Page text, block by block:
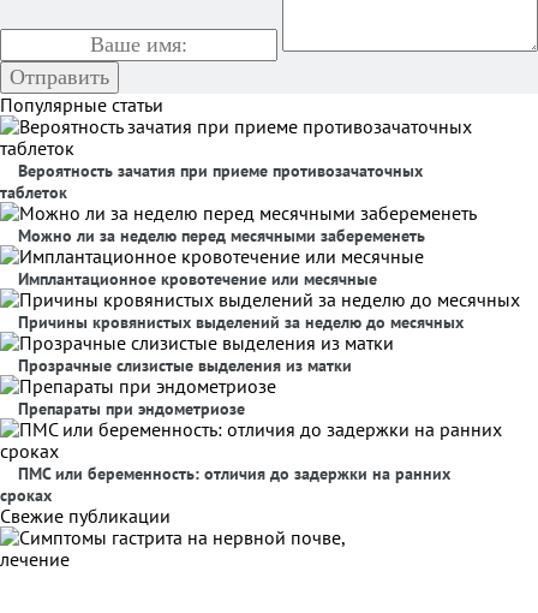
Популярные статьи
Вероятность зачатия при приеме противозачаточных
таблеток
Можно ли за неделю перед месячными забеременеть
Имплантационное кровотечение или месячные
Причины кровянистых выделений за неделю до месячных
Прозрачные слизистые выделения из матки
Препараты при эндометриозе
ПМС или беременность: отличия до задержки на ранних
сроках
Свежие публикации